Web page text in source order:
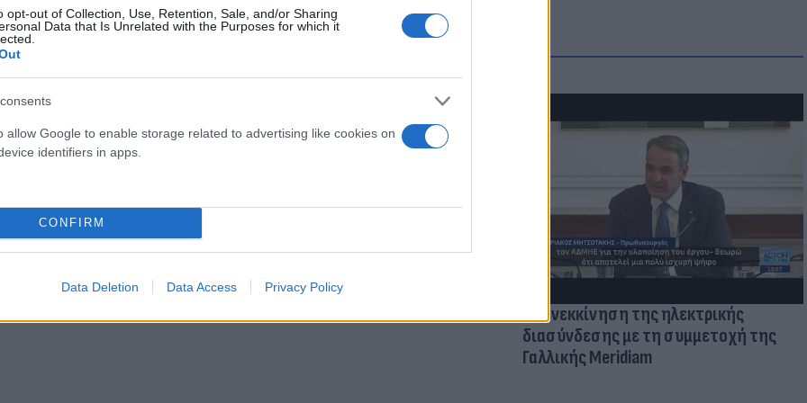
opt-out of Collection, Use, Retention, Sale, and/or Sharing
Data that Is Unrelated with the Purposes for which it
allow Google to enable storage related to advertising like cookies on
identifiers in apps.
CONFIRM
Data Deletion Data Access Privacy Policy
για Κωνσταντέλια
Επανεκκίνηση της ηλεκτρικής
διασύνδεσης με τη συμμετοχή της
Γαλλικής Meridiam